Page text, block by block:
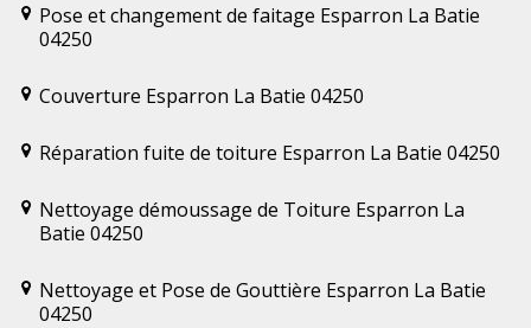
Pose et changement de faitage Esparron La Batie
04250
Couverture Esparron La Batie 04250
Réparation fuite de toiture Esparron La Batie 04250
Nettoyage démoussage de Toiture Esparron La
Batie 04250
Nettoyage et Pose de Gouttière Esparron La Batie
04250